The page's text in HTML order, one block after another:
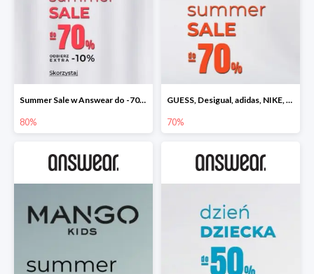
Summer Sale w Answear do -70% + dodatkowe 10% rabatu
80%
GUESS, Desigual, adidas, NIKE, LEVI'S wyprzedaż do -70%
70%